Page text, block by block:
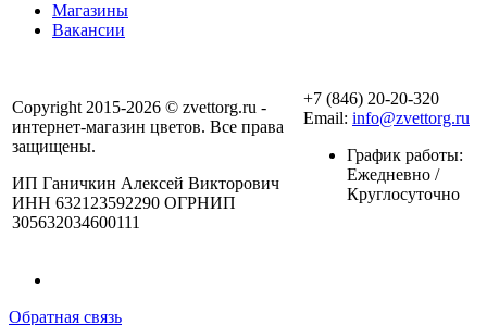
Магазины
Вакансии
Copyright 2015-2026 © zvettorg.ru -
интернет-магазин цветов. Все права
защищены.
ИП Ганичкин Алексей Викторович
ИНН 632123592290 ОГРНИП
305632034600111
+7 (846) 20-20-320
Email: info@zvettorg.ru
График работы:
Ежедневно /
Круглосуточно
Обратная связь